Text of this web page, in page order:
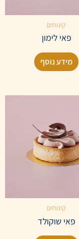
קינוחים
פאי לימון
מידע נוסף
קינוחים
פאי שוקולד